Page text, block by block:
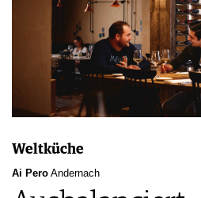
Weltküche
Ai Pero Andernach